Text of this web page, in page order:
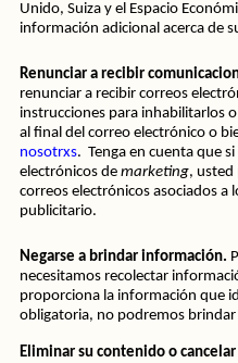
Unido, Suiza y el Espacio
información adicional acerca de
Renunciar a recibir
renunciar a recibir correos
instrucciones para inhabilitarlos
al final del correo electrónico o
nosotrxs.  Tenga en cuenta que
electrónicos de marketing, usted
correos electrónicos asociados a
publicitario.
Negarse a brindar información.
necesitamos recolectar
proporciona la información que
obligatoria, no podremos brindar
Eliminar su contenido o